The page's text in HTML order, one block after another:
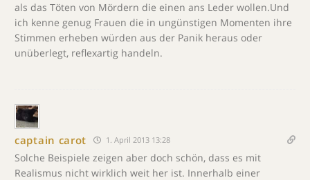
als das Töten von Mördern die einen ans Leder wollen.Und
ich kenne genug Frauen die in ungünstigen Momenten ihre
Stimmen erheben würden aus der Panik heraus oder
unüberlegt, reflexartig handeln.
captain carot 1. April 2013 13:28
Solche Beispiele zeigen aber doch schön, dass es mit
Realismus nicht wirklich weit her ist. Innerhalb einer